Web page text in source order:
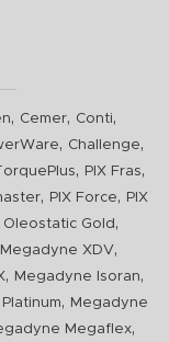
, Cemer, Conti,
, Challenge,
, PIX Fras,
, PIX Force,
PIX
Gold ,
Megadyne XDV,
, Megadyne Isoran,
,
Megadyne
Megaflex,